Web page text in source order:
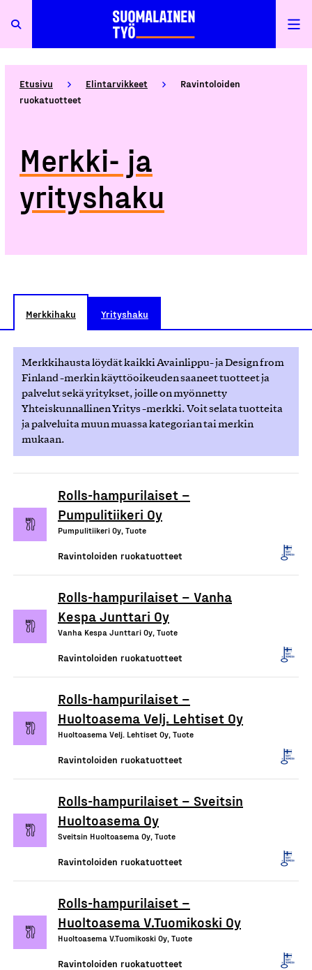
Etusivu Elintarvikkeet
Ravintoloiden
ruokatuotteet
Merkki- ja
yrityshaku
Merkkihaku Yrityshaku
Merkkihausta löydät kaikki Avainlippu- ja Design from
Finland -merkin käyttöoikeuden saaneet tuotteet ja
palvelut sekä yritykset, joille on myönnetty
Yhteiskunnallinen Yritys -merkki. Voit selata tuotteita
ja palveluita muun muassa kategorian tai merkin
mukaan.
Rolls-hampurilaiset –
Pumpulitiikeri Oy
Pumpulitiikeri Oy, Tuote
Ravintoloiden ruokatuotteet
Rolls-hampurilaiset – Vanha
Kespa Junttari Oy
Vanha Kespa Junttari Oy, Tuote
Ravintoloiden ruokatuotteet
Rolls-hampurilaiset –
Huoltoasema Velj. Lehtiset Oy
Huoltoasema Velj. Lehtiset Oy, Tuote
Ravintoloiden ruokatuotteet
Rolls-hampurilaiset – Sveitsin
Huoltoasema Oy
Sveitsin Huoltoasema Oy, Tuote
Ravintoloiden ruokatuotteet
Rolls-hampurilaiset –
Huoltoasema V.Tuomikoski Oy
Huoltoasema V.Tuomikoski Oy, Tuote
Ravintoloiden ruokatuotteet